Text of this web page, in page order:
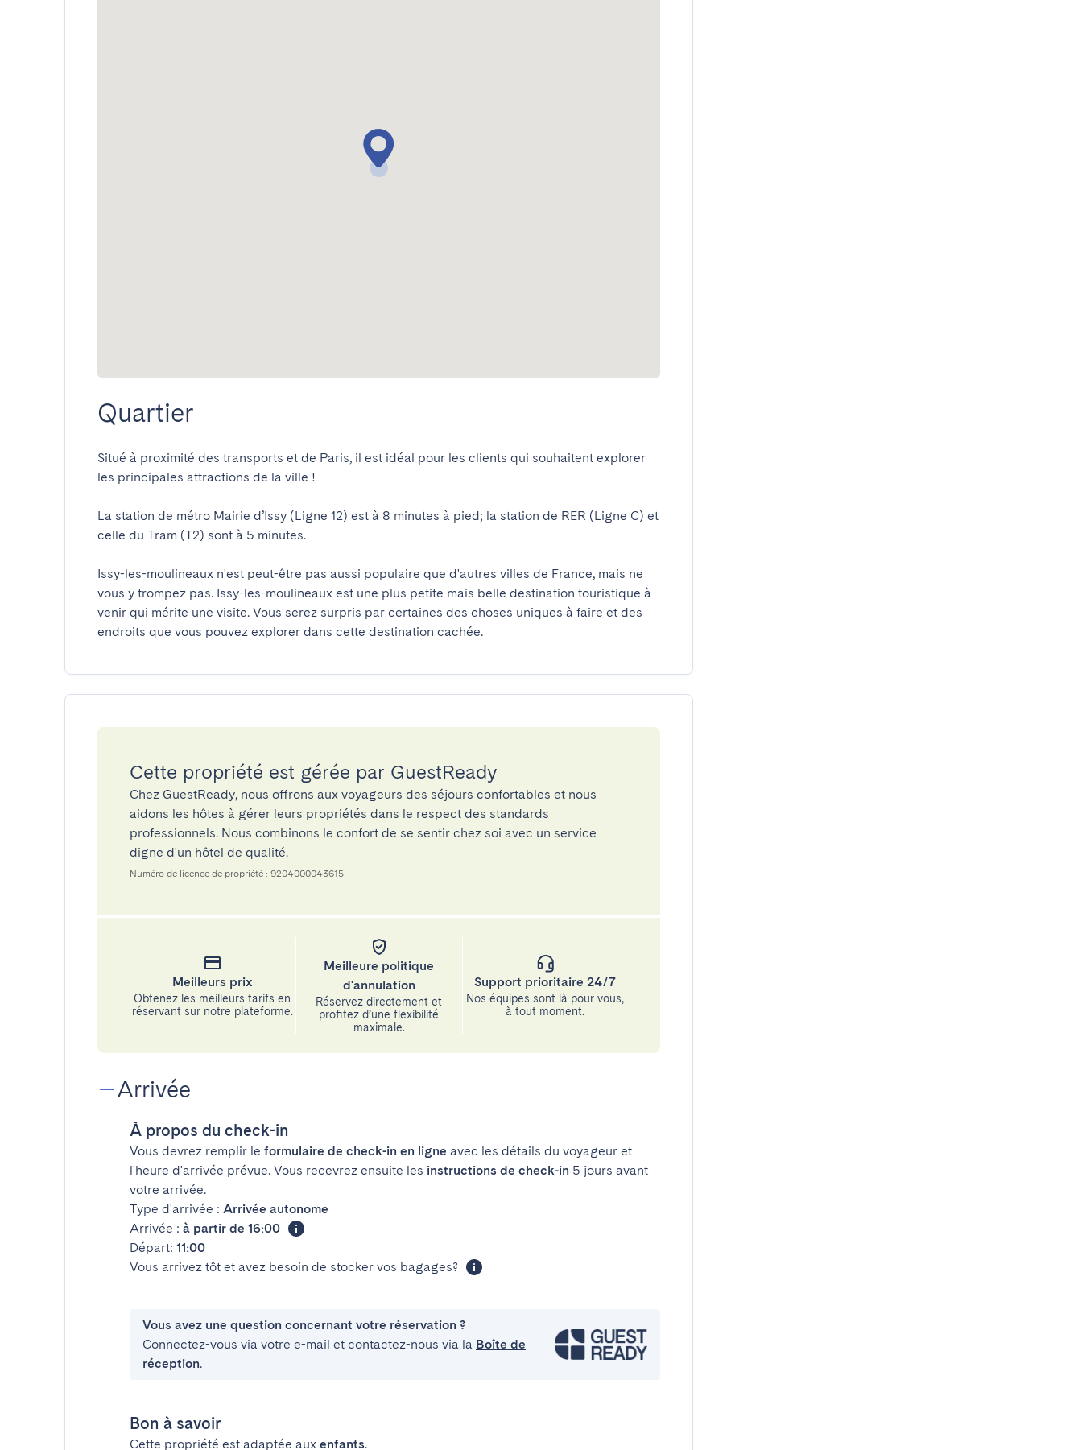
Quartier
Situé à proximité des transports et de Paris, il est idéal pour les clients qui souhaitent explorer
les principales attractions de la ville !
La station de métro Mairie d’Issy (Ligne 12) est à 8 minutes à pied; la station de RER (Ligne C) et
celle du Tram (T2) sont à 5 minutes.
Issy-les-moulineaux n'est peut-être pas aussi populaire que d'autres villes de France, mais ne
vous y trompez pas. Issy-les-moulineaux est une plus petite mais belle destination touristique à
venir qui mérite une visite. Vous serez surpris par certaines des choses uniques à faire et des
endroits que vous pouvez explorer dans cette destination cachée.
Cette propriété est gérée par GuestReady
Chez GuestReady, nous offrons aux voyageurs des séjours confortables et nous
aidons les hôtes à gérer leurs propriétés dans le respect des standards
professionnels. Nous combinons le confort de se sentir chez soi avec un service
digne d'un hôtel de qualité.
Numéro de licence de propriété : 9204000043615
Meilleurs prix
Obtenez les meilleurs tarifs en
réservant sur notre plateforme.
Meilleure politique
d'annulation
Réservez directement et
profitez d’une flexibilité
maximale.
Support prioritaire 24/7
Nos équipes sont là pour vous,
à tout moment.
Arrivée
À propos du check-in
Vous devrez remplir le formulaire de check-in en ligne avec les détails du voyageur et
l'heure d'arrivée prévue. Vous recevrez ensuite les instructions de check-in 5 jours avant
votre arrivée.
Type d'arrivée : Arrivée autonome
Arrivée : à partir de 16:00
Départ: 11:00
Vous arrivez tôt et avez besoin de stocker vos bagages?
Vous avez une question concernant votre réservation ?
Connectez-vous via votre e-mail et contactez-nous via la Boîte de
réception.
Bon à savoir
Cette propriété est adaptée aux enfants.